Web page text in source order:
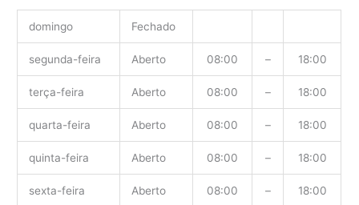
domingo Fechado
segunda-feira Aberto 08:00 – 18:00
terça-feira Aberto 08:00 – 18:00
quarta-feira Aberto 08:00 – 18:00
quinta-feira Aberto 08:00 – 18:00
sexta-feira Aberto 08:00 – 18:00